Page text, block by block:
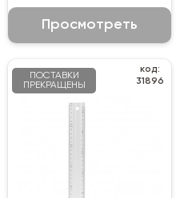
Просмотреть
ПОСТАВКИ
ПРЕКРАЩЕНЫ
код:
31896